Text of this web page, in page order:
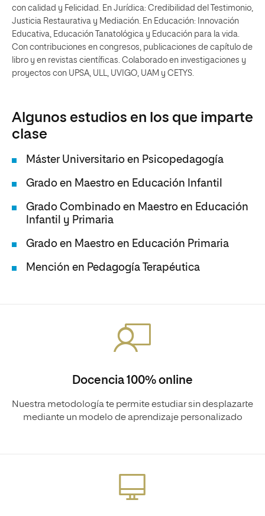
con calidad y Felicidad. En Jurídica: Credibilidad del Testimonio,
Justicia Restaurativa y Mediación. En Educación: Innovación
Educativa, Educación Tanatológica y Educación para la vida.
Con contribuciones en congresos, publicaciones de capítulo de
libro y en revistas científicas. Colaborado en investigaciones y
proyectos con UPSA, ULL, UVIGO, UAM y CETYS.
Algunos estudios en los que imparte
clase
Máster Universitario en Psicopedagogía
Grado en Maestro en Educación Infantil
Grado Combinado en Maestro en Educación
Infantil y Primaria
Grado en Maestro en Educación Primaria
Mención en Pedagogía Terapéutica
Docencia 100% online
Nuestra metodología te permite estudiar sin desplazarte
mediante un modelo de aprendizaje personalizado